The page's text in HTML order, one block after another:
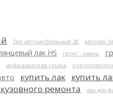
Лак автомобильный 2К
автолак
лак HS грунт - эмаль
инфракрасная сушка
купить лак купить
ремонта лак для